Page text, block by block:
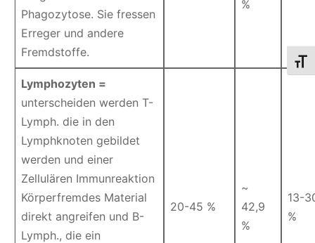
Phagozytose. Sie fressen
Erreger und andere
Fremdstoffe.
%
Lymphozyten =
unterscheiden werden T-
Lymph. die in den
Lymphknoten gebildet
werden und einer
Zellulären Immunreaktion
Körperfremdes Material
direkt angreifen und B-
Lymph., die ein
20-45 %
~
42,9
%
13-
%